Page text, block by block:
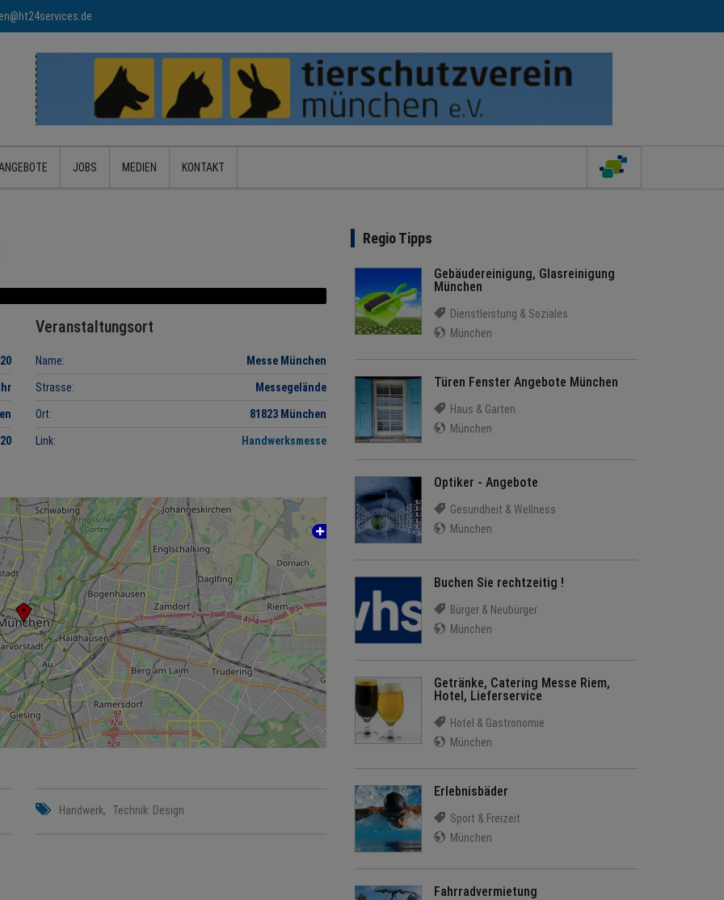
JOBS MEDIEN KONTAKT
Veranstaltungsort
Name: Messe München
Strasse: Messegelände
Ort: 81823 München
Link: Handwerksmesse
Handwerk Technik: Design
Regio Tipps
Gebäudereinigung, Glasreinigung
München
Dienstleistung & Soziales
München
Türen Fenster Angebote München
Haus & Garten
München
Optiker - Angebote
Gesundheit & Wellness
München
Buchen Sie rechtzeitig !
Bürger & Neubürger
München
Getränke, Catering Messe Riem,
Hotel, Lieferservice
Hotel & Gastronomie
München
Erlebnisbäder
Sport & Freizeit
München
Fahrradvermietung